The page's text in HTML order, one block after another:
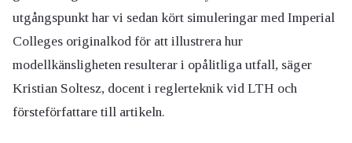
utgångspunkt har vi sedan kört simuleringar med Imperial
Colleges originalkod för att illustrera hur
modellkänsligheten resulterar i opålitliga utfall, säger
Kristian Soltesz, docent i reglerteknik vid LTH och
försteförfattare till artikeln.